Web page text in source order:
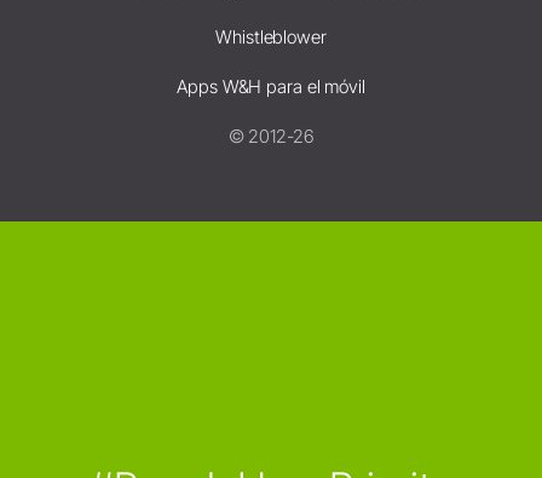
Whistleblower
Apps W&H para el móvil
© 2012-26